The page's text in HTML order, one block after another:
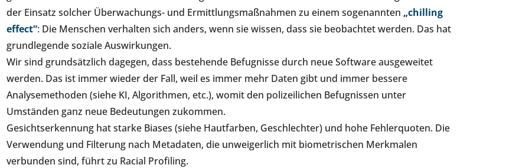
der Einsatz solcher Überwachungs- und Ermittlungsmaßnahmen zu einem sogenannten „chilling
effect“: Die Menschen verhalten sich anders, wenn sie wissen, dass sie beobachtet werden. Das hat
grundlegende soziale Auswirkungen.
Wir sind grundsätzlich dagegen, dass bestehende Befugnisse durch neue Software ausgeweitet
werden. Das ist immer wieder der Fall, weil es immer mehr Daten gibt und immer bessere
Analysemethoden (siehe KI, Algorithmen, etc.), womit den polizeilichen Befugnissen unter
Umständen ganz neue Bedeutungen zukommen.
Gesichtserkennung hat starke Biases (siehe Hautfarben, Geschlechter) und hohe Fehlerquoten. Die
Verwendung und Filterung nach Metadaten, die unweigerlich mit biometrischen Merkmalen
verbunden sind, führt zu Racial Profiling.